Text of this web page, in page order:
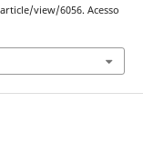
view/6056. Acesso